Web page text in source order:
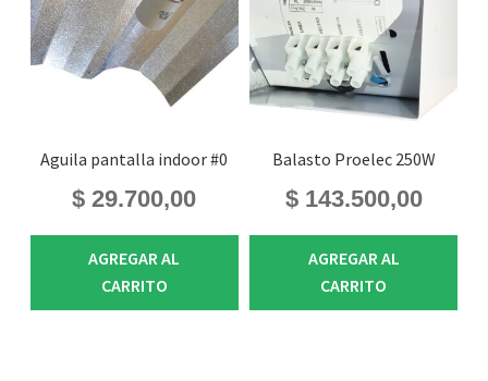
Aguila pantalla indoor #0
$ 29.700,00
AGREGAR AL
CARRITO
Balasto Proelec 250W
$143.500,00
AGREGAR AL
CARRITO